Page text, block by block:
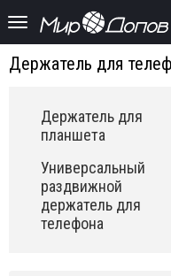
Держатель для
Держатель для
планшета
Универсальный
раздвижной
держатель для
телефона